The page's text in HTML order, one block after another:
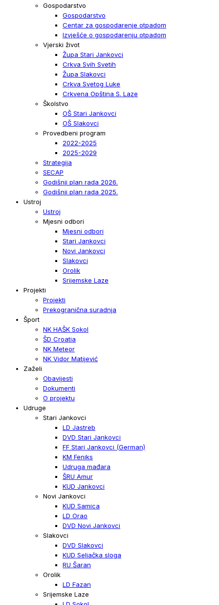
Gospodarstvo
Gospodarstvo
Centar za gospodarenje otpadom
Izvješće o gospodarenju otpadom
Vjerski život
Župa Stari Jankovci
Crkva Svih Svetih
Župa Slakovci
Crkva Svetog Luke
Crkvena Opština S. Laze
Školstvo
OŠ Stari Jankovci
OŠ Slakovci
Provedbeni program
2022-2025
2025-2029
Strategija
SECAP
Godišnji plan rada 2026.
Godišnji plan rada 2025.
Ustroj
Ustroj
Mjesni odbori
Mjesni odbori
Stari Jankovci
Novi Jankovci
Slakovci
Orolik
Srijemske Laze
Projekti
Projekti
Prekogranična suradnja
Šport
NK HAŠK Sokol
ŠD Croatia
NK Meteor
NK Vidor Matijević
Zaželi
Obavijesti
Dokumenti
O projektu
Udruge
Stari Jankovci
LD Jastreb
DVD Stari Jankovci
FF Stari Jankovci (German)
KM Feniks
Udruga mađara
ŠRU Amur
KUD Jankovci
Novi Jankovci
KUD Samica
LD Orao
DVD Novi Jankovci
Slakovci
DVD Slakovci
KUD Seljačka sloga
RU Šaran
Orolik
LD Fazan
Srijemske Laze